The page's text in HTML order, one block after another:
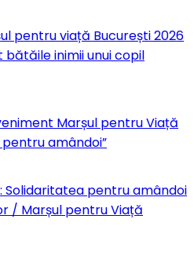
pentru viață București 2026
inimii unui copil
Marșul pentru Viață
amândoi”
Solidaritatea pentru amândoi
/ Marșul pentru Viață